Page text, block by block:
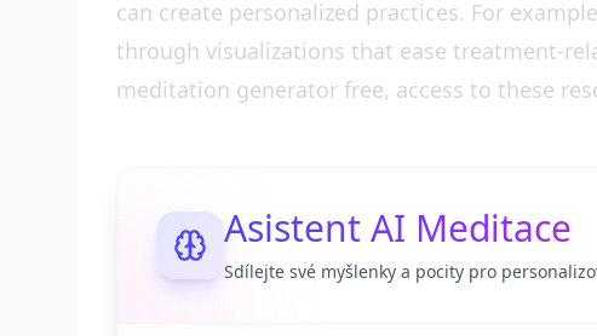
can create personalized practices. For
through visualizations that ease treatment-
meditation generator free, access to these
Asistent AI Meditace
Sdílejte své myšlenky a pocity pro